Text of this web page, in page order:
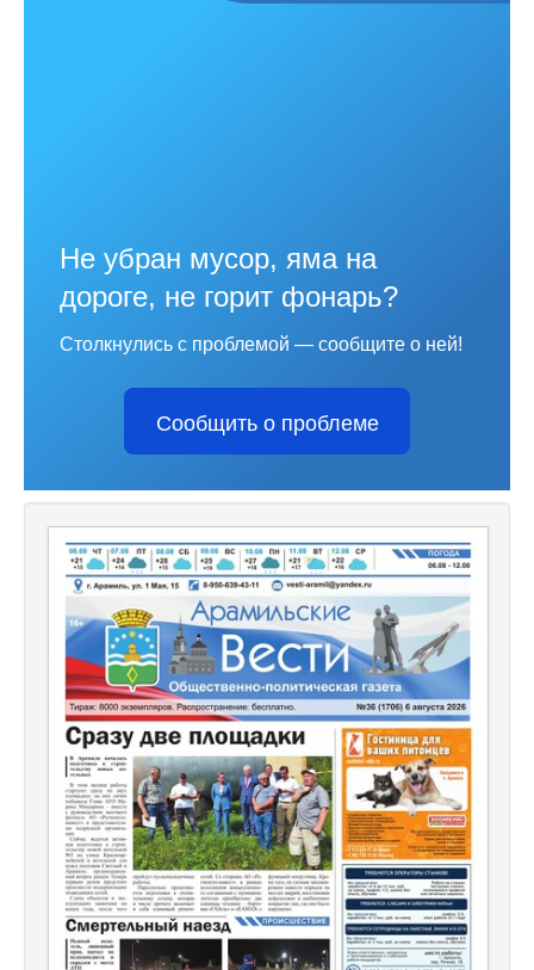
Не убран мусор, яма на
дороге, не горит фонарь?
Столкнулись с проблемой — сообщите о ней!
Сообщить о проблеме